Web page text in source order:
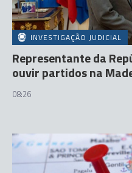
INVESTIGAÇÃO JUDICIAL
Representante da
ouvir partidos na
08:26